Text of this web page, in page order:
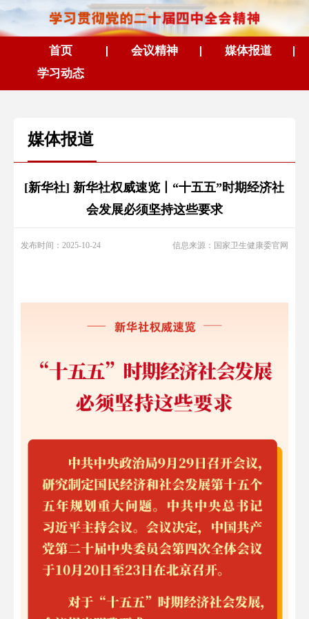
首页 会议精神
媒体报道
学习动态
媒体报道
[新华社] 新华社权威速览丨“十五五”时期经济社
会发展必须坚持这些要求
发布时间：2025-10-24 信息来源：国家卫生健康委官网